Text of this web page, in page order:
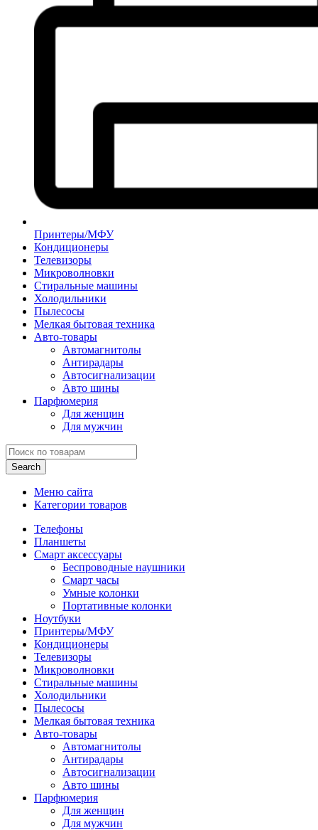
Принтеры/МФУ
Кондиционеры
Телевизоры
Микроволновки
Стиральные машины
Холодильники
Пылесосы
Мелкая бытовая техника
Авто-товары
Автомагнитолы
Антирадары
Автосигнализации
Авто шины
Парфюмерия
Для женщин
Для мужчин
Search
Меню сайта
Категории товаров
Телефоны
Планшеты
Смарт аксессуары
Беспроводные наушники
Смарт часы
Умные колонки
Портативные колонки
Ноутбуки
Принтеры/МФУ
Кондиционеры
Телевизоры
Микроволновки
Стиральные машины
Холодильники
Пылесосы
Мелкая бытовая техника
Авто-товары
Автомагнитолы
Антирадары
Автосигнализации
Авто шины
Парфюмерия
Для женщин
Для мужчин